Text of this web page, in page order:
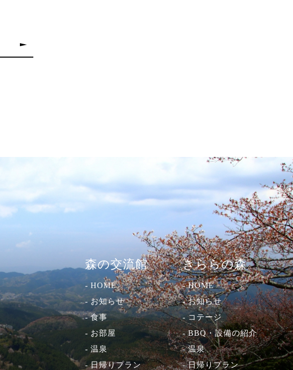
森の交流館
- HOME
- お知らせ
- 食事
- お部屋
- 温泉
- 日帰りプラン
きららの森
- HOME
- お知らせ
- コテージ
- BBQ・設備の紹介
- 温泉
- 日帰りプラン